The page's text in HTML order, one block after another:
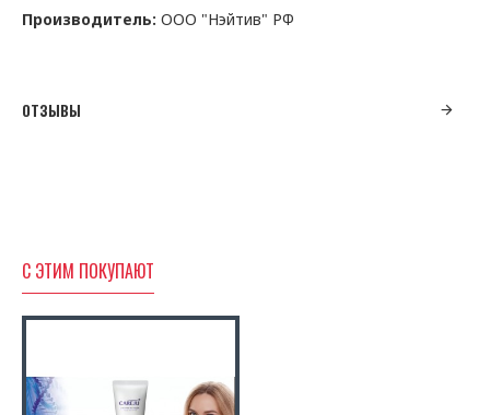
Производитель: ООО "Нэйтив" РФ
ОТЗЫВЫ
С ЭТИМ ПОКУПАЮТ